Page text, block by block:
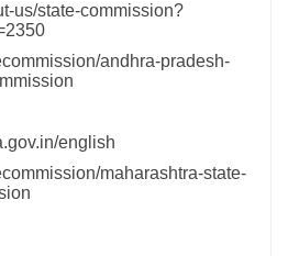
us/state-commission?
andhra-pradesh-
english
maharashtra-state-